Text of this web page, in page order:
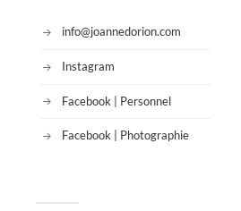
info@joannedorion.com
Instagram
Facebook | Personnel
Facebook | Photographie